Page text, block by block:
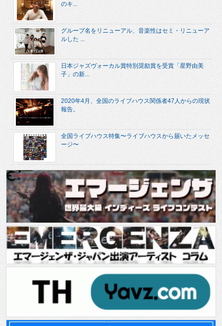
のキ...
グループ名をリニューアル、音楽性はセミ・リニューア
ルした ...
日本ジャズヴォーカル賞特別奨励賞を受賞「星野由美
子」の新...
2020年4月、全国のライブハウス関係者47人からの現状
報告。
全国ライブハウス特集〜ライブハウスから届いたメッセ
ージ〜